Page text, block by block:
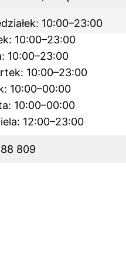
10:00–23:00
10:00–23:00
10:00–23:00
10:00–23:00
10:00–00:00
10:00–00:00
12:00–23:00
809